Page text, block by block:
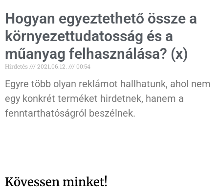
Hogyan egyeztethető össze a
környezettudatosság és a
műanyag felhasználása? (x)
Hirdetés 2021.06.12. 00:54
Egyre több olyan reklámot hallhatunk, ahol nem
egy konkrét terméket hirdetnek, hanem a
fenntarthatóságról beszélnek.
Kövessen minket!